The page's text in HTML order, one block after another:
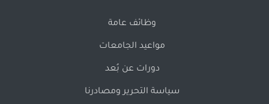
وظائف عامة
مواعيد الجامعات
دورات عن بُعد
سياسة التحرير ومصادرنا